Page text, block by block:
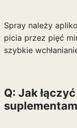
Spray należy
picia przez pięć
szybkie
Q: Jak